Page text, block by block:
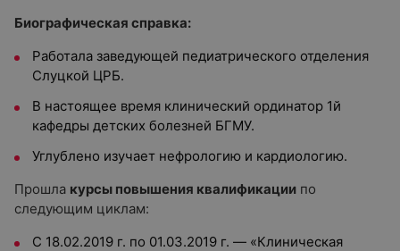
Биографическая справка:
Работала заведующей педиатрического отделения
Слуцкой ЦРБ.
В настоящее время клинический ординатор 1й
кафедры детских болезней БГМУ.
Углублено изучает нефрологию и кардиологию.
Прошла курсы повышения квалификации по
следующим циклам:
С 18.02.2019 г. по 01.03.2019 г. — «Клиническая